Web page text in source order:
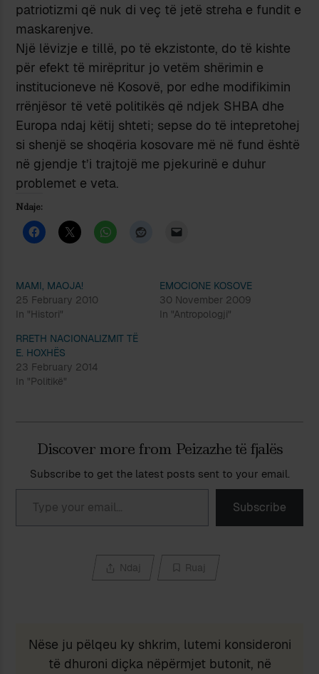
patriotizmi që nuk di veç të jetë streha e fundit e
maskarenjve.
Një lëvizje e tillë, po të ekzistonte, do të kishte
për efekt të mirëpritur jo vetëm shërimin e
institucioneve në Kosovë, por edhe modifikimin
rrënjësor të vetë politikës që ndjek SHBA dhe
Europa ndaj këtij shteti; sepse do të intepretohej
si shenjë se shoqëria kosovare më në fund është
në gjendje t’i trajtojë me pjekurinë e duhur
problemet e veta.
Ndaje:
MAMI, MAOJA!
25 February 2010
In "Histori"
EMOCIONE KOSOVE
30 November 2009
In "Antropologji"
RRETH NACIONALIZMIT TË
E. HOXHËS
23 February 2014
In "Politikë"
Discover more from Peizazhe të fjalës
Subscribe to get the latest posts sent to your email.
Type your email…
Subscribe
Ndaj Ruaj
Nëse ju pëlqeu ky shkrim, lutemi konsideroni
të dhuroni diçka nëpërmjet butonit, në